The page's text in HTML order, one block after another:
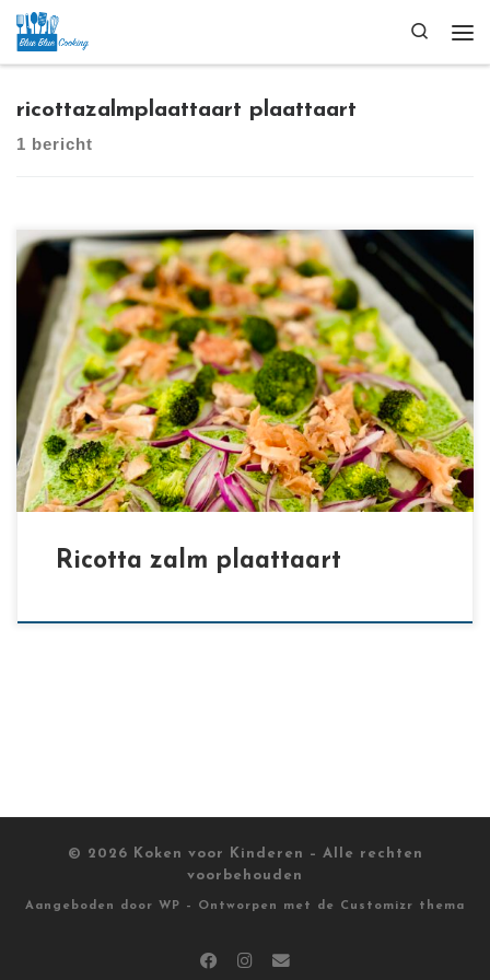
Ga naar inhoud
Search
ricottazalmplaattaart plaattaart
1 bericht
[…]
Ricotta zalm plaattaart
© 2026 Koken voor Kinderen
– Alle rechten
voorbehouden
Aangeboden door WP – Ontworpen met de Customizr thema